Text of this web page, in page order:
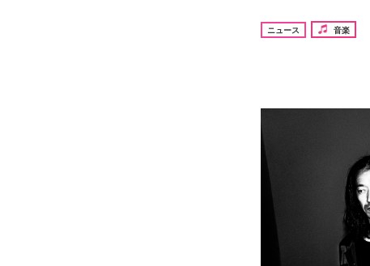
ニュース 音楽